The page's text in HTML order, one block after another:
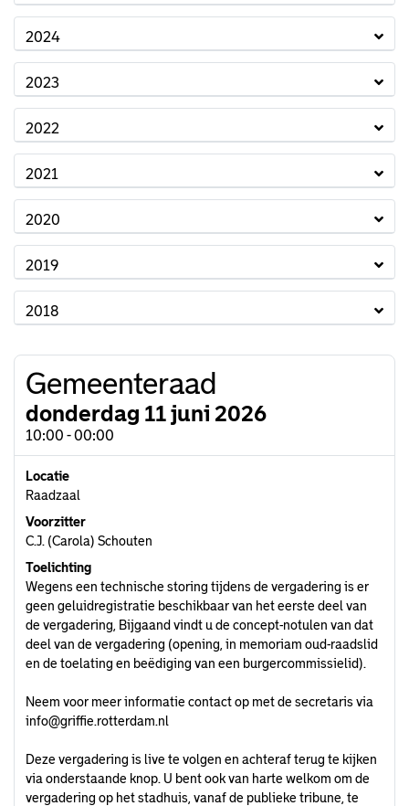
2024
2023
2022
2021
2020
2019
2018
Gemeenteraad
donderdag 11 juni 2026
10:00 - 00:00
Locatie
Raadzaal
Voorzitter
C.J. (Carola) Schouten
Toelichting
Wegens een technische storing tijdens de vergadering is er
geen geluidregistratie beschikbaar van het eerste deel van
de vergadering, Bijgaand vindt u de concept-notulen van dat
deel van de vergadering (opening, in memoriam oud-raadslid
en de toelating en beëdiging van een burgercommissielid).
Neem voor meer informatie contact op met de secretaris via
info@griffie.rotterdam.nl
Deze vergadering is live te volgen en achteraf terug te kijken
via onderstaande knop. U bent ook van harte welkom om de
vergadering op het stadhuis, vanaf de publieke tribune, te